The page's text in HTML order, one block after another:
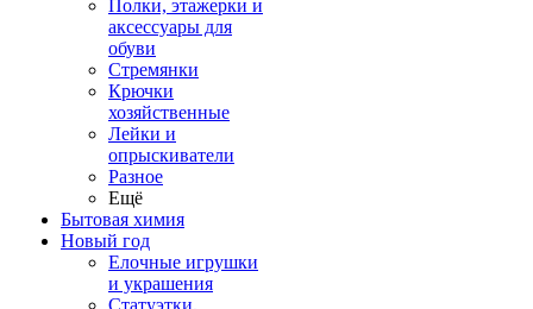
Полки, этажерки и
аксессуары для
обуви
Стремянки
Крючки
хозяйственные
Лейки и
опрыскиватели
Разное
Ещё
Бытовая химия
Новый год
Елочные игрушки
и украшения
Статуэтки,